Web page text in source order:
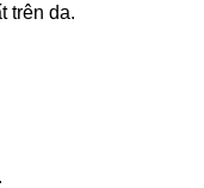
trên da.